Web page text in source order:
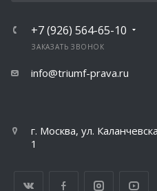
+7 (926) 564-65-10
ЗАКАЗАТЬ ЗВОНОК
info@triumf-prava.ru
г. Москва, ул.
1